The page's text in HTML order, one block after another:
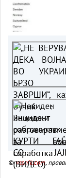
©vesnik.com,